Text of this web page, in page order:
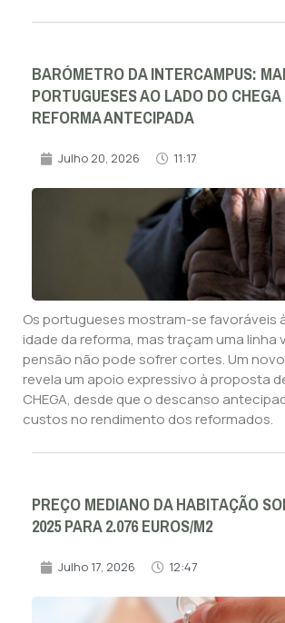
BARÓMETRO DA INTERCAMPUS:
PORTUGUESES AO LADO DO
REFORMA ANTECIPADA
Julho 20, 2026 11:17
Os portugueses mostram-se favoráveis
idade da reforma, mas traçam uma linha
pensão não pode sofrer cortes. Um
revela um apoio expressivo à proposta
CHEGA, desde que o descanso
custos no rendimento dos reformados.
PREÇO MEDIANO DA HABITAÇÃO
2025 PARA 2.076 EUROS/M2
Julho 17, 2026 12:47